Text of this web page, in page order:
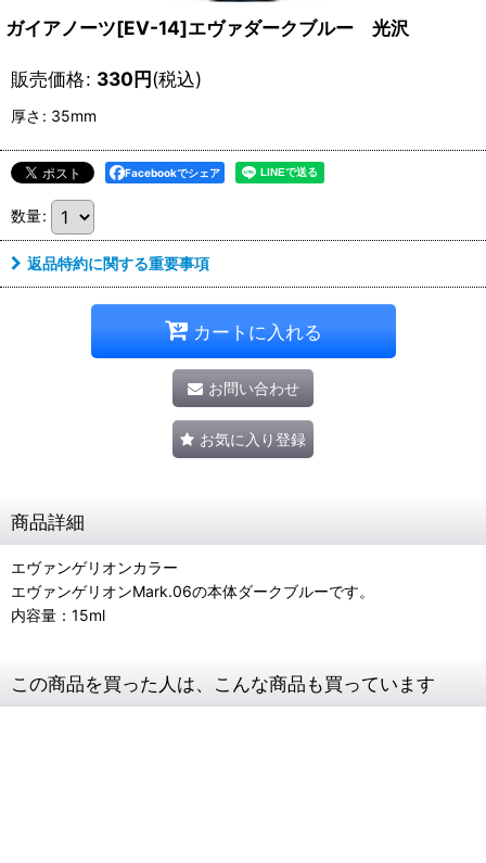
ガイアノーツ[EV-14]エヴァダークブルー 光沢
販売価格: 330円(税込)
厚さ : 35mm
Facebookでシェア
数量:
返品特約に関する重要事項
カートに入れる
お問い合わせ
お気に入り登録
商品詳細
エヴァンゲリオンカラー
エヴァンゲリオンMark.06の本体ダークブルーです。
内容量：15ml
この商品を買った人は、こんな商品も買っています